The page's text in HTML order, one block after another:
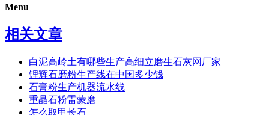
Menu
相关文章
白泥高岭土有哪些生产高细立磨生石灰网厂家
锂辉石磨粉生产线在中国多少钱
石膏粉生产机器流水线
重晶石粉雷蒙磨
怎么取甲长石